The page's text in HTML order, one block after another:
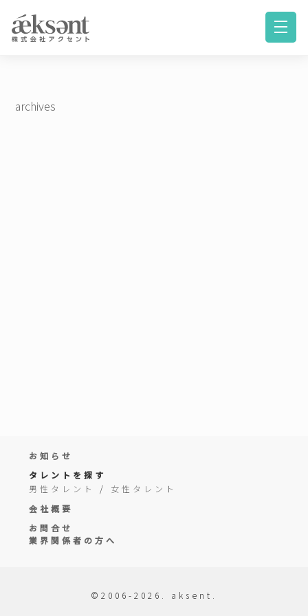
archives
お知らせ
タレントを探す
男性タレント
/ 女性タレント
会社概要
お問合せ
業界関係者の方へ
©2006-2026. aksent.